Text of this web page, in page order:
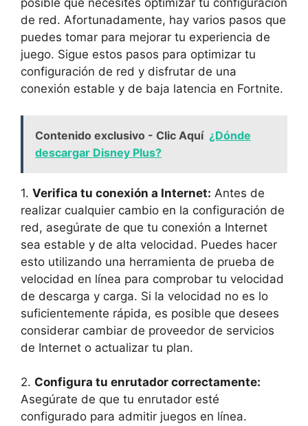
posible que necesites optimizar tu configuración
de red. Afortunadamente, hay varios pasos que
puedes tomar para mejorar tu experiencia de
juego. Sigue estos pasos para optimizar tu
configuración de red y disfrutar de una
conexión estable y de baja latencia en Fortnite.
Contenido exclusivo - Clic Aquí ¿Dónde
descargar Disney Plus?
1. Verifica tu conexión a Internet: Antes de
realizar cualquier cambio en la configuración de
red, asegúrate de que tu conexión a Internet
sea estable y de alta velocidad. Puedes hacer
esto utilizando una herramienta de prueba de
velocidad en línea para comprobar tu velocidad
de descarga y carga. Si la velocidad no es lo
suficientemente rápida, es posible que desees
considerar cambiar de proveedor de servicios
de Internet o actualizar tu plan.
2. Configura tu enrutador correctamente:
Asegúrate de que tu enrutador esté
configurado para admitir juegos en línea.